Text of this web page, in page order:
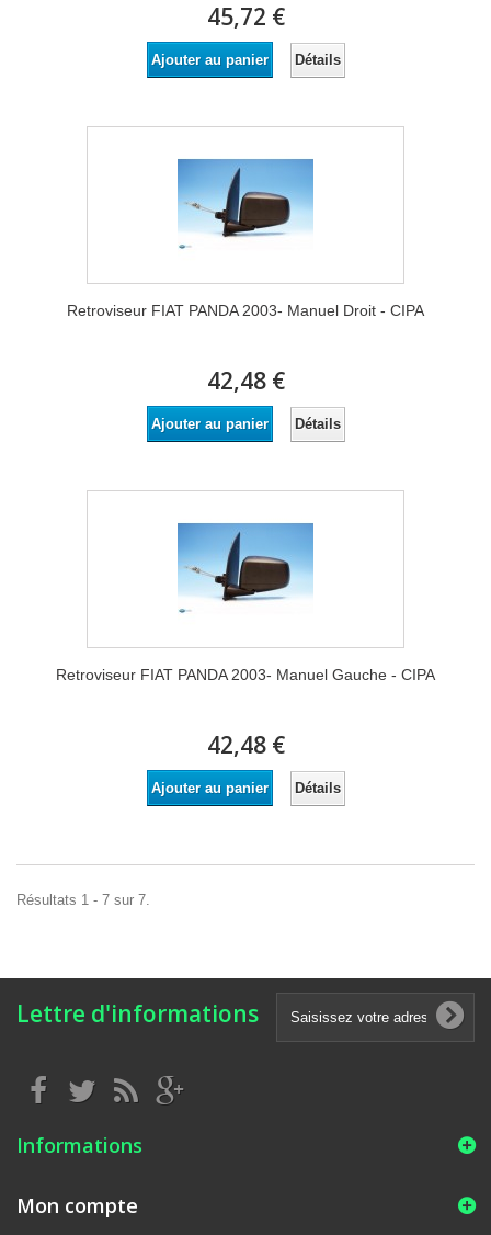
45,72 €
Ajouter au panier Détails
Retroviseur FIAT PANDA 2003- Manuel Droit - CIPA
42,48 €
Ajouter au panier Détails
Retroviseur FIAT PANDA 2003- Manuel Gauche - CIPA
42,48 €
Ajouter au panier Détails
Résultats 1 - 7 sur 7.
Lettre d'informations
Informations
Mon compte